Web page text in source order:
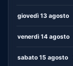
giovedì 13 agosto
venerdì 14 agosto
sabato 15 agosto